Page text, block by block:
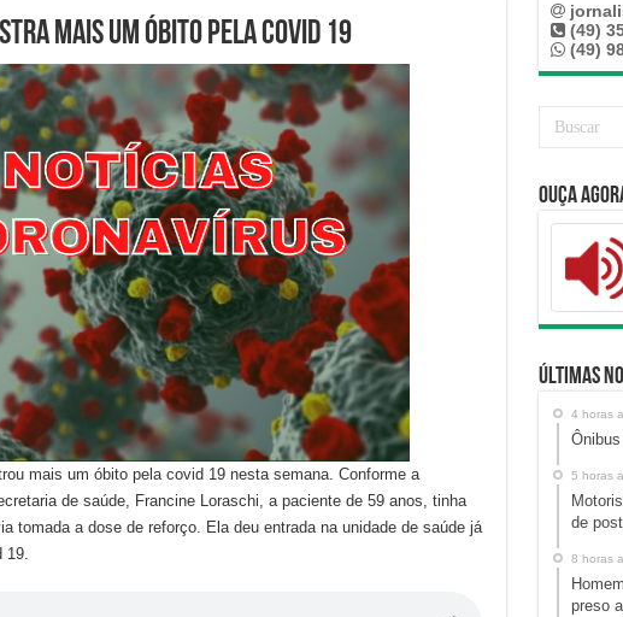
mais um óbito pela covid 19
mais um óbito pela covid 19 nesta semana. Conforme a
de saúde, Francine Loraschi, a paciente de 59 anos, tinha
tomada a dose de reforço. Ela deu entrada na unidade de saúde já
(49)
(49)
Ouça
Últimas
4 horas
5 horas
de
8 horas
preso